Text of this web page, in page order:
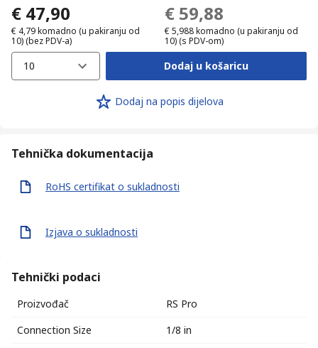
€ 47,90
€ 4,79komadno (u pakiranju od
10)(bez PDV-a)
€ 59,88
€ 5,988komadno (u pakiranju od
10)(s PDV-om)
10 Dodaj u košaricu
Dodaj na popis dijelova
Tehnička dokumentacija
RoHS certifikat o sukladnosti
Izjava o sukladnosti
Tehnički podaci
Proizvođač
RS Pro
Connection Size
1/8 in